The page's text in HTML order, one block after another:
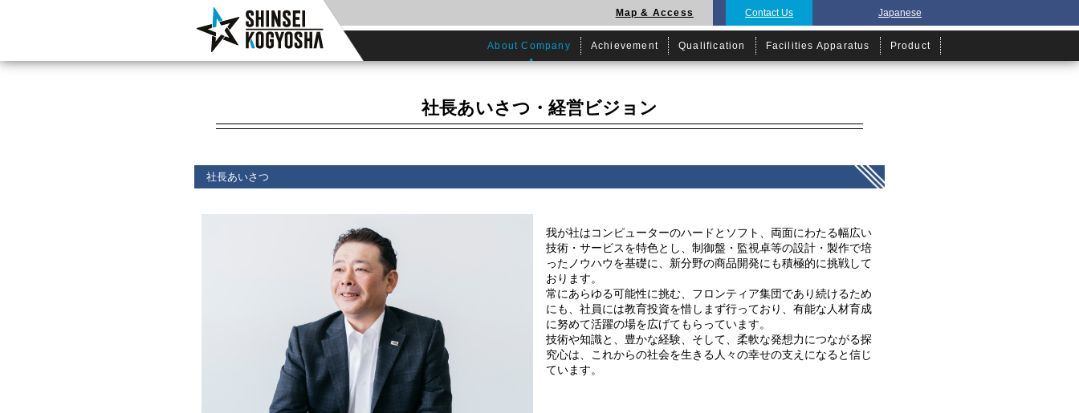
Map & Access Contact Us Japanese
About Company Achievement Qualification Facilities Apparatus Product
Map & Access Contact Us Japanese
About Company Achievement Qualification Facilities Apparatus Product
社長あいさつ・経営ビジョン
社長あいさつ
我が社はコンピューターのハードとソフト、両面にわたる幅広い
技術・サービスを特色とし、制御盤・監視卓等の設計・製作で培
ったノウハウを基礎に、新分野の商品開発にも積極的に挑戦して
おります。
常にあらゆる可能性に挑む、フロンティア集団であり続けるため
にも、社員には教育投資を惜しまず行っており、有能な人材育成
に努めて活躍の場を広げてもらっています。
技術や知識と、豊かな経験、そして、柔軟な発想力につながる探
究心は、これからの社会を生きる人々の幸せの支えになると信じ
ています。